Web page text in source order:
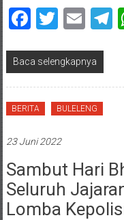
Facebook
Twitter
Baca selengkapnya
BERITA BULELENG
23 Juni 2022
Sambut Hari
Seluruh
Lomba